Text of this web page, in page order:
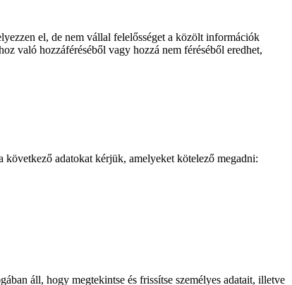
el, de nem vállal felelősséget a közölt információk
való hozzáféréséből vagy hozzá nem féréséből eredhet,
következő adatokat kérjük, amelyeket kötelező megadni:
áll, hogy megtekintse és frissítse személyes adatait, illetve